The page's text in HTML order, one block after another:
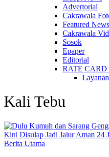
Advertorial
Cakrawala
Featured News
Cakrawala
Sosok
Epaper
Editorial
RATE
Kali Tebu
Berita Utama